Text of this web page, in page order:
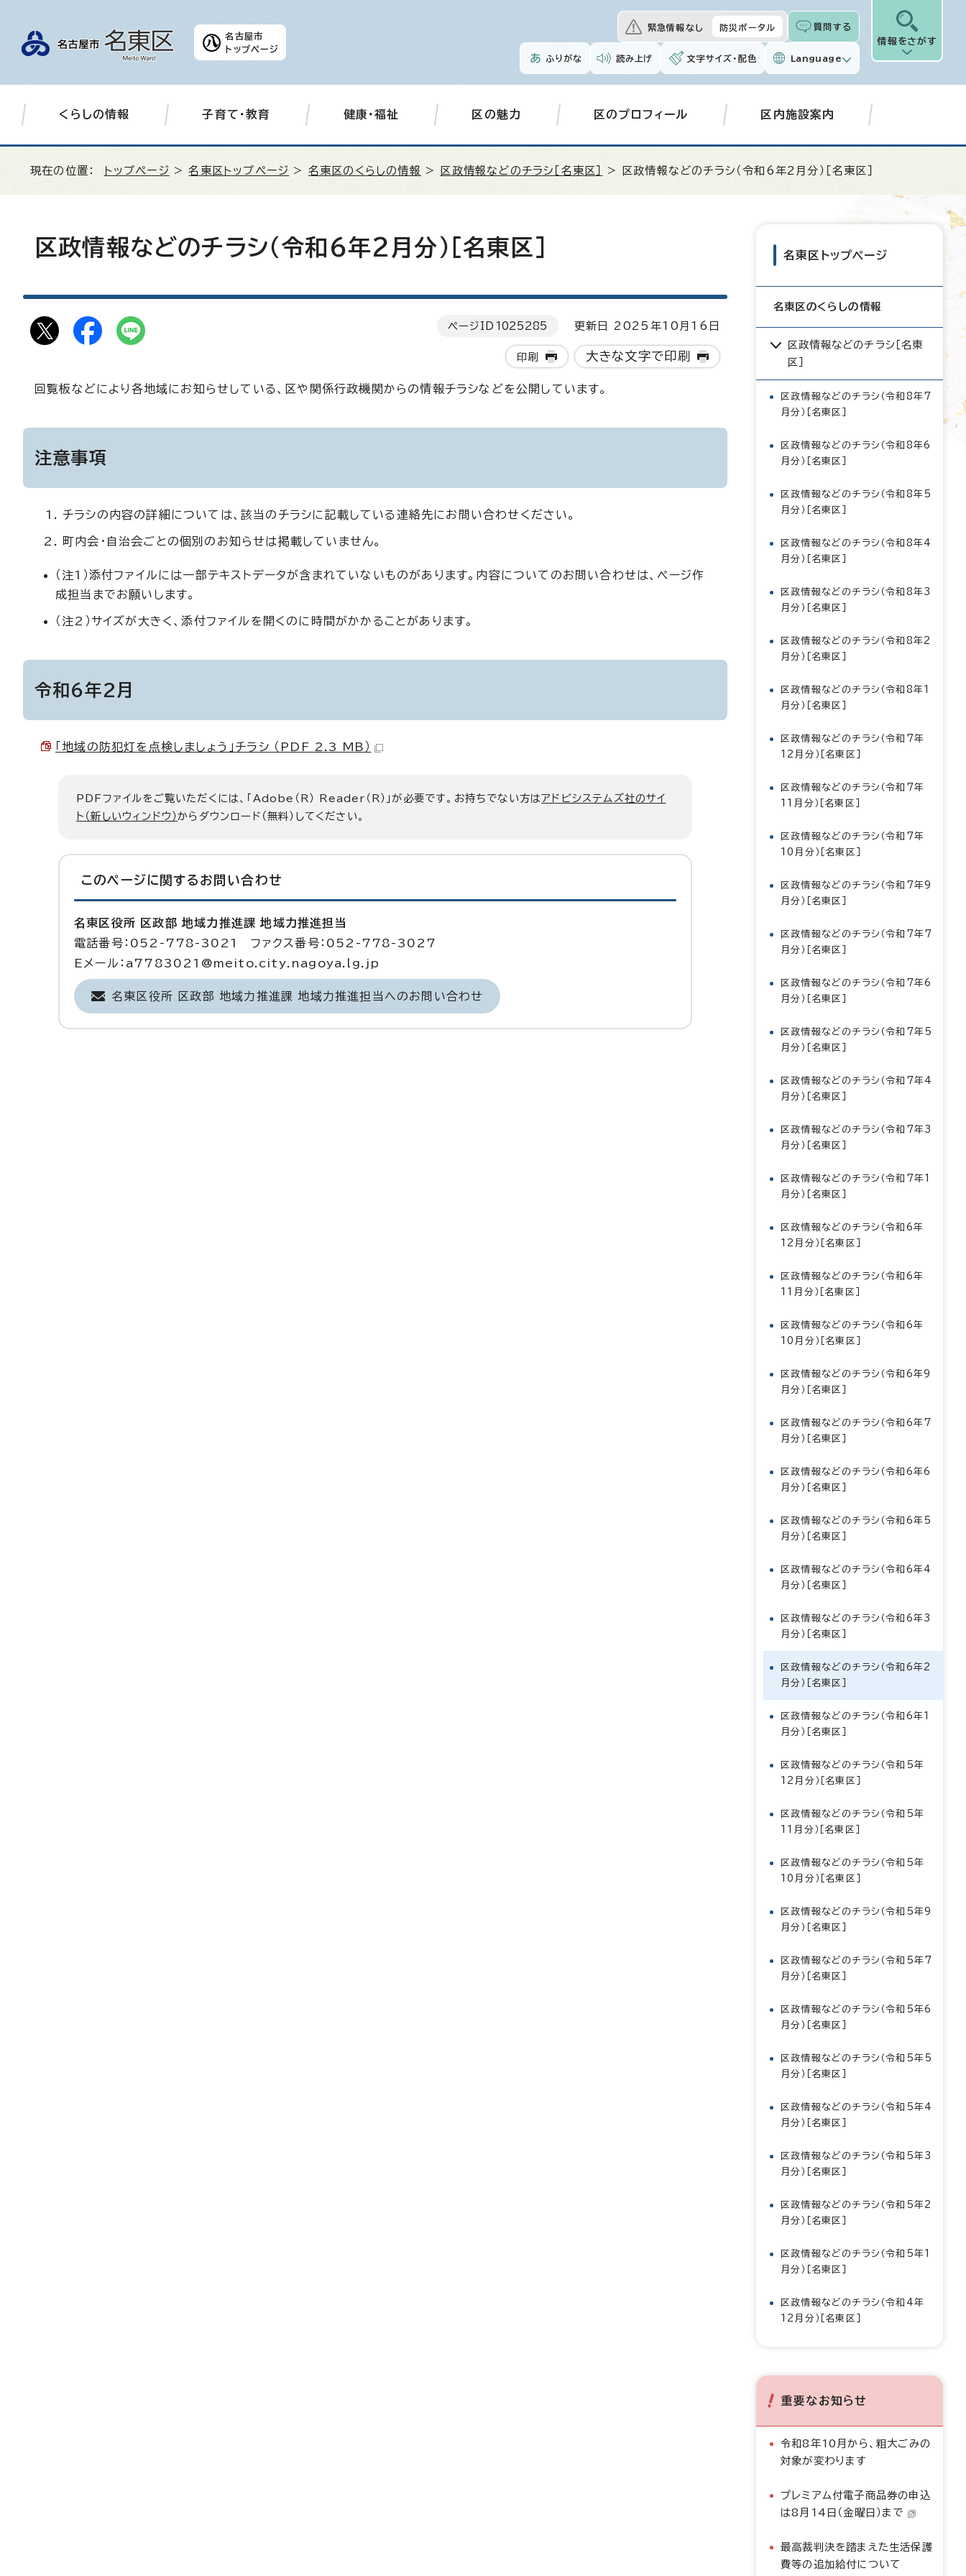
名古屋市
トップページ
緊急情報なし 防災ポータル 質問する
ふりがな 読み上げ 文字サイズ・配色 Language
情報をさがす
くらしの情報 子育て・教育 健康・福祉 区の魅力 区のプロフィール 区内施設案内
現在の位置： トップページ >名東区トップページ > 名東区のくらしの情報 > 区政情報などのチラシ［名東区］ > 区政情報などのチラシ（令和6年2月分）［名東区］
区政情報などのチラシ（令和6年2月分）［名東区］
ページID 1025285 更新日 2025年10月16日
印刷 大きな文字で印刷
回覧板などにより各地域にお知らせしている、区や関係行政機関からの情報チラシなどを公開しています。
注意事項
チラシの内容の詳細については、該当のチラシに記載している連絡先にお問い合わせください。
町内会・自治会ごとの個別のお知らせは掲載していません。
（注1）添付ファイルには一部テキストデータが含まれていないものがあります。内容についてのお問い合わせは、ページ作
成担当までお願いします。
（注2）サイズが大きく、添付ファイルを開くのに時間がかかることがあります。
令和6年2月
「地域の防犯灯を点検しましょう」チラシ （PDF 2.3 MB）
PDFファイルをご覧いただくには、「Adobe（R） Reader（R）」が必要です。お持ちでない方はアドビシステムズ社のサイ
ト（新しいウィンドウ）からダウンロード（無料）してください。
このページに関する お問い合わせ
名東区役所 区政部 地域力推進課 地域力推進担当
電話番号：052-778-3021 ファクス番号：052-778-3027
Eメール：a7783021@meito.city.nagoya.lg.jp
名東区役所 区政部 地域力推進課 地域力推進担当へのお問い合わせ
名東区トップページ
名東区のくらしの情報
区政情報などのチラシ［名東
区］
区政情報などのチラシ（令和8年7
月分）［名東区］
区政情報などのチラシ（令和8年6
月分）［名東区］
区政情報などのチラシ（令和8年5
月分）［名東区］
区政情報などのチラシ（令和8年4
月分）［名東区］
区政情報などのチラシ（令和8年3
月分）［名東区］
区政情報などのチラシ（令和8年2
月分）［名東区］
区政情報などのチラシ（令和8年1
月分）［名東区］
区政情報などのチラシ（令和7年
12月分）［名東区］
区政情報などのチラシ（令和7年
11月分）［名東区］
区政情報などのチラシ（令和7年
10月分）［名東区］
区政情報などのチラシ（令和7年9
月分）［名東区］
区政情報などのチラシ（令和7年7
月分）［名東区］
区政情報などのチラシ（令和7年6
月分）［名東区］
区政情報などのチラシ（令和7年5
月分）［名東区］
区政情報などのチラシ（令和7年4
月分）［名東区］
区政情報などのチラシ（令和7年3
月分）［名東区］
区政情報などのチラシ（令和7年1
月分）［名東区］
区政情報などのチラシ（令和6年
12月分）［名東区］
区政情報などのチラシ（令和6年
11月分）［名東区］
区政情報などのチラシ（令和6年
10月分）［名東区］
区政情報などのチラシ（令和6年9
月分）［名東区］
区政情報などのチラシ（令和6年7
月分）［名東区］
区政情報などのチラシ（令和6年6
月分）［名東区］
区政情報などのチラシ（令和6年5
月分）［名東区］
区政情報などのチラシ（令和6年4
月分）［名東区］
区政情報などのチラシ（令和6年3
月分）［名東区］
区政情報などのチラシ（令和6年2
月分）［名東区］
区政情報などのチラシ（令和6年1
月分）［名東区］
区政情報などのチラシ（令和5年
12月分）［名東区］
区政情報などのチラシ（令和5年
11月分）［名東区］
区政情報などのチラシ（令和5年
10月分）［名東区］
区政情報などのチラシ（令和5年9
月分）［名東区］
区政情報などのチラシ（令和5年7
月分）［名東区］
区政情報などのチラシ（令和5年6
月分）［名東区］
区政情報などのチラシ（令和5年5
月分）［名東区］
区政情報などのチラシ（令和5年4
月分）［名東区］
区政情報などのチラシ（令和5年3
月分）［名東区］
区政情報などのチラシ（令和5年2
月分）［名東区］
区政情報などのチラシ（令和5年1
月分）［名東区］
区政情報などのチラシ（令和4年
12月分）［名東区］
重要なお知らせ
令和8年10月から、粗大ごみの
対象が変わります
プレミアム付電子商品券の申込
は8月14日（金曜日）まで
最高裁判決を踏まえた生活保護
費等の追加給付について